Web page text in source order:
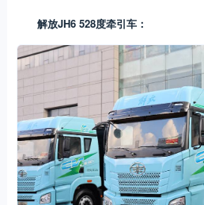
解放JH6 528度牵引车：